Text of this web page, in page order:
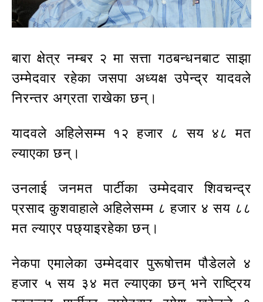
बारा क्षेत्र नम्बर २ मा सत्ता गठबन्धनबाट साझा
उम्मेदवार रहेका जसपा अध्यक्ष उपेन्द्र यादवले
निरन्तर अग्रता राखेका छन्।
यादवले अहिलेसम्म १२ हजार ८ सय ४८ मत
ल्याएका छन्।
उनलाई जनमत पार्टीका उम्मेदवार शिवचन्द्र
प्रसाद कुशवाहाले अहिलेसम्म ८ हजार ४ सय ८८
मत ल्याएर पछ्याइरहेका छन्।
नेकपा एमालेका उम्मेदवार पुरूषोत्तम पौडेलले ४
हजार ५ सय ३४ मत ल्याएका छन् भने राष्ट्रिय